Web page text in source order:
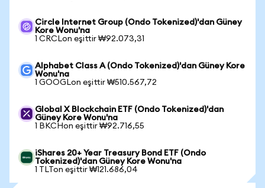
Circle Internet Group (Ondo Tokenized)'dan Güney
Kore Wonu'na
1 CRCLon eşittir ₩92.073,31
Alphabet Class A (Ondo Tokenized)'dan Güney Kore
Wonu'na
1 GOOGLon eşittir ₩510.567,72
Global X Blockchain ETF (Ondo Tokenized)'dan
Güney Kore Wonu'na
1 BKCHon eşittir ₩92.716,55
iShares 20+ Year Treasury Bond ETF (Ondo
Tokenized)'dan Güney Kore Wonu'na
1 TLTon eşittir ₩121.686,04